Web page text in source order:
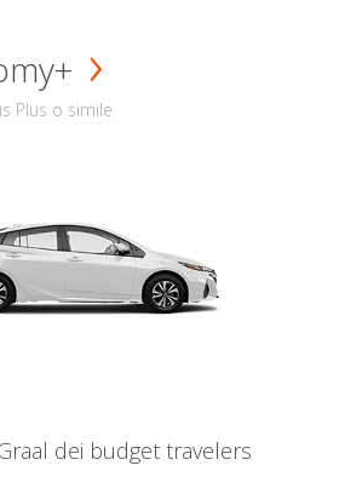
Plus o simile
dei budget travelers